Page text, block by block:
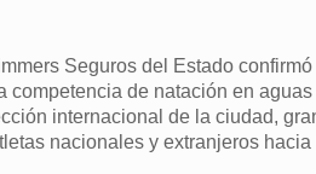
Seguros del Estado
competencia de natación en
internacional de la ciudad,
nacionales y extranjeros